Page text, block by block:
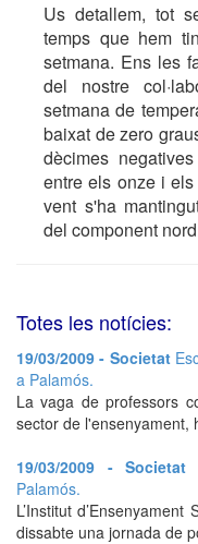
Us detallem, tot
temps que hem
setmana. Ens les
del nostre
setmana de
baixat de zero
dècimes
entre els onze i
vent s'ha
del component
Totes les notícies:
19/03/2009 - Societat
a Palamós.
La vaga de professors
sector de l'ensenyament,
19/03/2009 - Societat
Palamós.
L’Institut
dissabte una jornada de